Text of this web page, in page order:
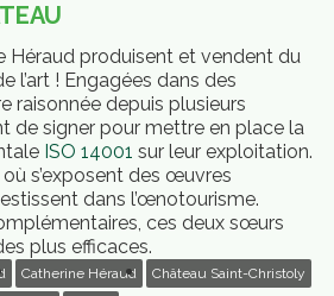
Héraud produisent et vendent du
l’art ! Engagées dans des
raisonnée depuis plusieurs
de signer pour mettre en place la
ISO 14001 sur leur exploitation.
où s’exposent des œuvres
dans l’œnotourisme.
ces deux sœurs
plus efficaces.
Catherine Héraud
Château Saint-Christoly